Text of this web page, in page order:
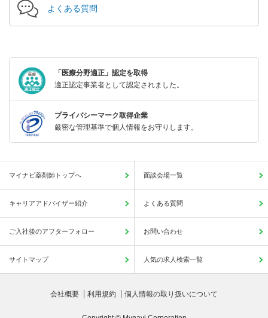
よくある質問
「医療分野適正」認定を取得
適正認定事業者として認定されました。
プライバシーマーク取得企業
厳密な管理基準で個人情報をお守りします。
マイナビ薬剤師トップへ 面談会場一覧
キャリアアドバイザー紹介 よくある質問
ご入社後のアフターフォロー お問い合わせ
サイトマップ 人気の求人検索一覧
会社概要 利用規約 個人情報の取り扱いについて